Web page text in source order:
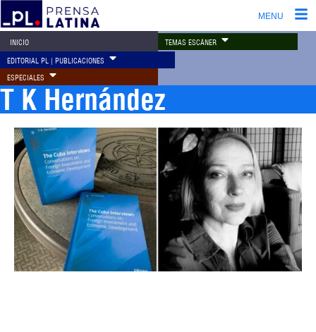
MENU
INICIO TEMAS ESCÁNER
EDITORIAL PL | PUBLICACIONES
ESPECIALES
T K Hernández